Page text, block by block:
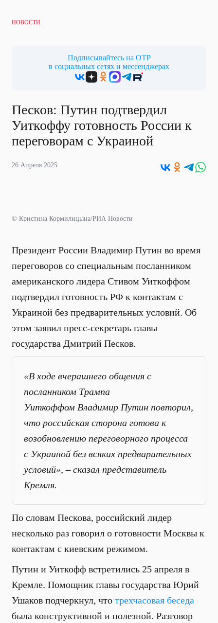
НОВОСТИ
Подписывайтесь на ОТР
в социальных сетях и мессенджерах
Песков: Путин подтвердил
Уиткоффу готовность России к
переговорам с Украиной
26 Апреля 2025
© Кристина Кормилицына/РИА Новости
Президент России Владимир Путин во время
переговоров со специальным посланником
американского лидера Стивом Уиткоффом
подтвердил готовность РФ к контактам с
Украиной без предварительных условий. Об
этом заявил пресс-секретарь главы
государства Дмитрий Песков.
«В ходе вчерашнего общения с
посланником Трампа
Уиткоффом Владимир Путин повторил,
что российская сторона готова к
возобновлению переговорного процесса
с Украиной без всяких предварительных
условий», – сказал представитель
Кремля.
По словам Пескова, российский лидер
несколько раз говорил о готовности Москвы к
контактам с киевским режимом.
Путин и Уиткофф встретились 25 апреля в
Кремле. Помощник главы государства Юрий
Ушаков подчеркнул, что трехчасовая беседа
была конструктивной и полезной. Разговор